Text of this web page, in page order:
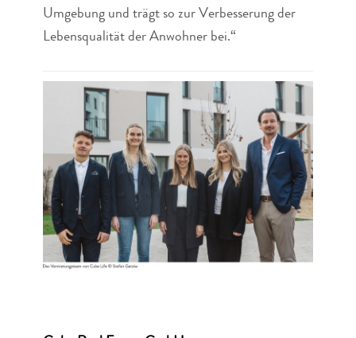
Umgebung und trägt so zur Verbesserung der
Lebensqualität der Anwohner bei.“